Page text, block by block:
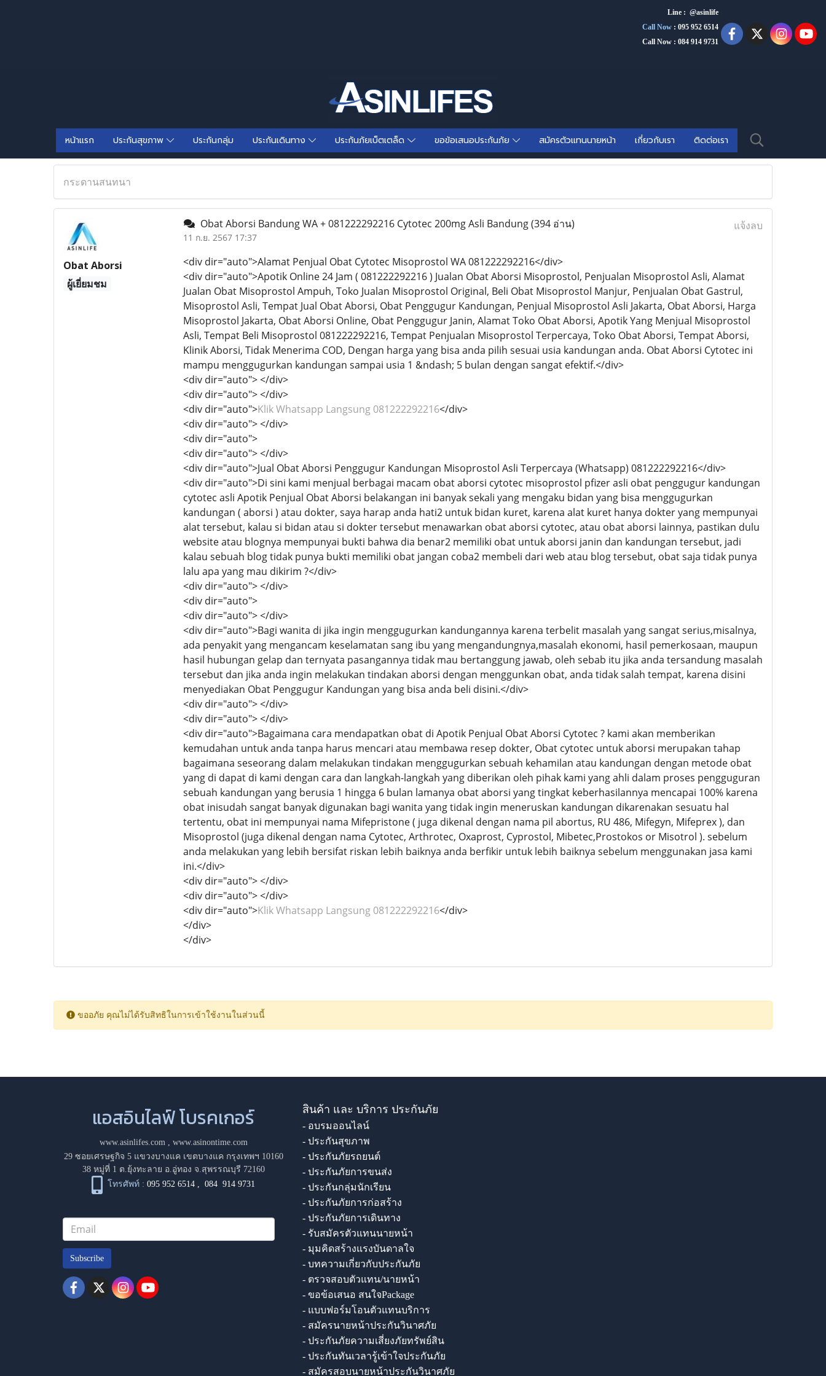
Line : @asinlife
Call Now : 095 952 6514
Call Now : 084 914 9731
หน้าแรก ประกันสุขภาพ ประกันกลุ่ม ประกันเดินทาง ประกันภัยเบ็ตเตล็ด ขอข้อเสนอประกันภัย สมัครตัวแทนนายหน้า เกี่ยวกับเรา ติดต่อเรา
กระดานสนทนา
Obat Aborsi
ผู้เยี่ยมชม
Obat Aborsi Bandung WA + 081222292216 Cytotec 200mg Asli Bandung(394 อ่าน)
11 ก.ย. 2567 17:37
แจ้งลบ
<div dir="auto">Alamat Penjual Obat Cytotec Misoprostol WA 081222292216</div>
<div dir="auto">Apotik Online 24 Jam ( 081222292216 ) Jualan Obat Aborsi Misoprostol, Penjualan Misoprostol Asli, Alamat
Jualan Obat Misoprostol Ampuh, Toko Jualan Misoprostol Original, Beli Obat Misoprostol Manjur, Penjualan Obat Gastrul,
Misoprostol Asli, Tempat Jual Obat Aborsi, Obat Penggugur Kandungan, Penjual Misoprostol Asli Jakarta, Obat Aborsi, Harga
Misoprostol Jakarta, Obat Aborsi Online, Obat Penggugur Janin, Alamat Toko Obat Aborsi, Apotik Yang Menjual Misoprostol
Asli, Tempat Beli Misoprostol 081222292216, Tempat Penjualan Misoprostol Terpercaya, Toko Obat Aborsi, Tempat Aborsi,
Klinik Aborsi, Tidak Menerima COD, Dengan harga yang bisa anda pilih sesuai usia kandungan anda. Obat Aborsi Cytotec ini
mampu menggugurkan kandungan sampai usia 1 &ndash; 5 bulan dengan sangat efektif.</div>
<div dir="auto"> </div>
<div dir="auto"> </div>
<div dir="auto">Klik Whatsapp Langsung 081222292216</div>
<div dir="auto"> </div>
<div dir="auto">
<div dir="auto"> </div>
<div dir="auto">Jual Obat Aborsi Penggugur Kandungan Misoprostol Asli Terpercaya (Whatsapp) 081222292216</div>
<div dir="auto">Di sini kami menjual berbagai macam obat aborsi cytotec misoprostol pfizer asli obat penggugur kandungan
cytotec asli Apotik Penjual Obat Aborsi belakangan ini banyak sekali yang mengaku bidan yang bisa menggugurkan
kandungan ( aborsi ) atau dokter, saya harap anda hati2 untuk bidan kuret, karena alat kuret hanya dokter yang mempunyai
alat tersebut, kalau si bidan atau si dokter tersebut menawarkan obat aborsi cytotec, atau obat aborsi lainnya, pastikan dulu
website atau blognya mempunyai bukti bahwa dia benar2 memiliki obat untuk aborsi janin dan kandungan tersebut, jadi
kalau sebuah blog tidak punya bukti memiliki obat jangan coba2 membeli dari web atau blog tersebut, obat saja tidak punya
lalu apa yang mau dikirim ?</div>
<div dir="auto"> </div>
<div dir="auto">
<div dir="auto"> </div>
<div dir="auto">Bagi wanita di jika ingin menggugurkan kandungannya karena terbelit masalah yang sangat serius,misalnya,
ada penyakit yang mengancam keselamatan sang ibu yang mengandungnya,masalah ekonomi, hasil pemerkosaan, maupun
hasil hubungan gelap dan ternyata pasangannya tidak mau bertanggung jawab, oleh sebab itu jika anda tersandung masalah
tersebut dan jika anda ingin melakukan tindakan aborsi dengan menggunkan obat, anda tidak salah tempat, karena disini
menyediakan Obat Penggugur Kandungan yang bisa anda beli disini.</div>
<div dir="auto"> </div>
<div dir="auto"> </div>
<div dir="auto">Bagaimana cara mendapatkan obat di Apotik Penjual Obat Aborsi Cytotec ? kami akan memberikan
kemudahan untuk anda tanpa harus mencari atau membawa resep dokter, Obat cytotec untuk aborsi merupakan tahap
bagaimana seseorang dalam melakukan tindakan menggugurkan sebuah kehamilan atau kandungan dengan metode obat
yang di dapat di kami dengan cara dan langkah-langkah yang diberikan oleh pihak kami yang ahli dalam proses pengguguran
sebuah kandungan yang berusia 1 hingga 6 bulan lamanya obat aborsi yang tingkat keberhasilannya mencapai 100% karena
obat inisudah sangat banyak digunakan bagi wanita yang tidak ingin meneruskan kandungan dikarenakan sesuatu hal
tertentu, obat ini mempunyai nama Mifepristone ( juga dikenal dengan nama pil abortus, RU 486, Mifegyn, Mifeprex ), dan
Misoprostol (juga dikenal dengan nama Cytotec, Arthrotec, Oxaprost, Cyprostol, Mibetec,Prostokos or Misotrol ). sebelum
anda melakukan yang lebih bersifat riskan lebih baiknya anda berfikir untuk lebih baiknya sebelum menggunakan jasa kami
ini.</div>
<div dir="auto"> </div>
<div dir="auto"> </div>
<div dir="auto">Klik Whatsapp Langsung 081222292216</div>
</div>
</div>
ขออภัย คุณไม่ได้รับสิทธิในการเข้าใช้งานในส่วนนี้
แอสอินไลฟ์ โบรคเกอร์
www.asinlifes.com, www.asinontime.com
29 ซอยเศรษฐกิจ 5 แขวงบางแค เขตบางแค กรุงเทพฯ 10160
38 หมู่ที่ 1 ต.ยุ้งทะลาย อ.อู่ทอง จ.สุพรรณบุรี 72160
โทรศัพท์ : 095 952 6514 ,084 914 9731
Subscribe
สินค้า และ บริการ ประกันภัย
- อบรมออนไลน์
- ประกันสุขภาพ
- ประกันภัยรถยนต์
- ประกันภัยการขนส่ง
- ประกันกลุ่มนักเรียน
- ประกันภัยการก่อสร้าง
- ประกันภัยการเดินทาง
- รับสมัครตัวแทนนายหน้า
- มุมคิดสร้างแรงบันดาลใจ
- บทความเกี่ยวกับประกันภัย
- ตรวจสอบตัวแทน/นายหน้า
- ขอข้อเสนอ สนใจPackage
- แบบฟอร์มโอนตัวแทนบริการ
- สมัครนายหน้าประกันวินาศภัย
- ประกันภัยความเสี่ยงภัยทรัพย์สิน
- ประกันทันเวลารู้เข้าใจประกันภัย
- สมัครสอบนายหน้าประกันวินาศภัย